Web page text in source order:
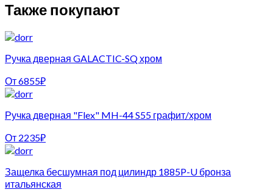
Также покупают
Ручка дверная GALACTIC-SQ хром
От6855₽
Ручка дверная "Flex" MH-44 S55 графит/хром
От 2235₽
Защелка бесшумная под цилиндр 1885P-U бронза
итальянская